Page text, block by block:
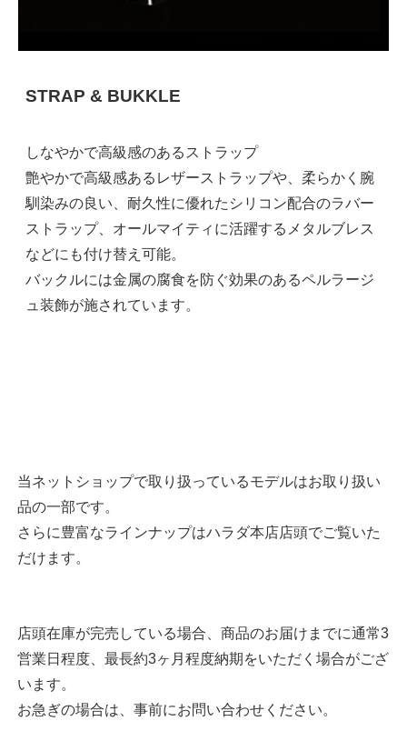
STRAP & BUKKLE
しなやかで高級感のあるストラップ
艶やかで高級感あるレザーストラップや、柔らかく腕
馴染みの良い、耐久性に優れたシリコン配合のラバー
ストラップ、オールマイティに活躍するメタルブレス
などにも付け替え可能。
バックルには金属の腐食を防ぐ効果のあるペルラージ
ュ装飾が施されています。
当ネットショップで取り扱っているモデルはお取り扱い
品の一部です。
さらに豊富なラインナップはハラダ本店店頭でご覧いた
だけます。
店頭在庫が完売している場合、商品のお届けまでに通常3
営業日程度、最長約3ヶ月程度納期をいただく場合がござ
います。
お急ぎの場合は、事前にお問い合わせください。